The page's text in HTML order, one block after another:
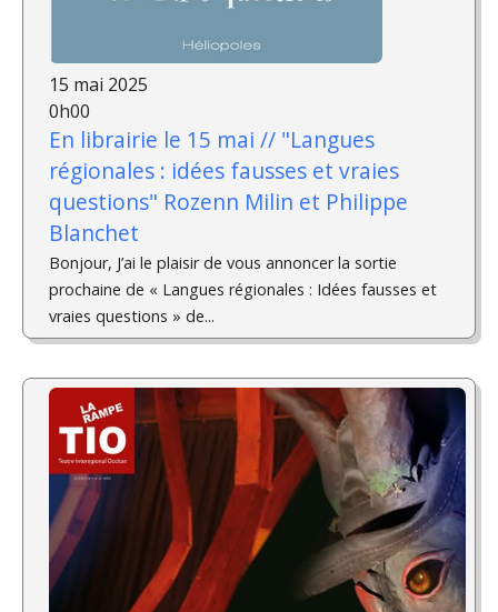
15 mai 2025
0h00
En librairie le 15 mai // "Langues
régionales : idées fausses et vraies
questions" Rozenn Milin et Philippe
Blanchet
Bonjour, J’ai le plaisir de vous annoncer la sortie
prochaine de « Langues régionales : Idées fausses et
vraies questions » de...